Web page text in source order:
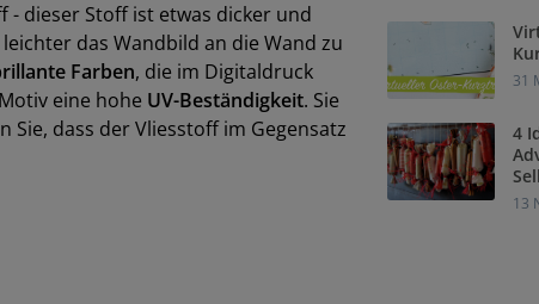
- dieser Stoff ist etwas dicker und
das Wandbild an die Wand zu
Farben, die im Digitaldruck
eine hohe UV-Beständigkeit. Sie
dass der Vliesstoff im Gegensatz
31
4
13